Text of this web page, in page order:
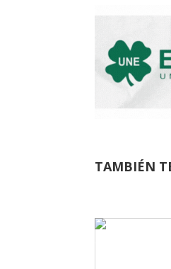
TAMBIÉN